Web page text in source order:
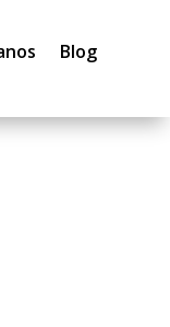
Blog